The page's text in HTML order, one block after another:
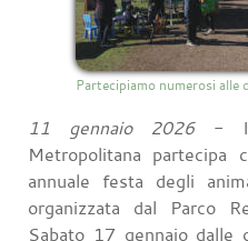
Partecipiamo numerosi alle
11 gennaio 2026- Il
Metropolitana partecipa
annuale festa degli
organizzata dal Parco
Sabato 17 gennaio